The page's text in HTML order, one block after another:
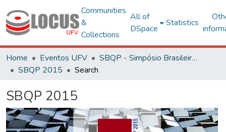
Communities
&
Collections
All of
DSpace
Statistics
Home Eventos UFV
SBQP - Simpósio Brasileiro de Qualidade do Projeto no Ambiente Construído
SBQP 2015
Search
SBQP 2015